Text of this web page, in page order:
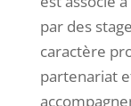
par des
caractère
partenariat